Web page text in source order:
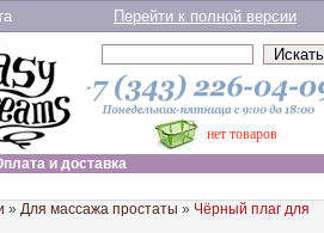
Перейти к полной версии
нет товаров
и доставка
» Для массажа простаты » Чёрный плаг для